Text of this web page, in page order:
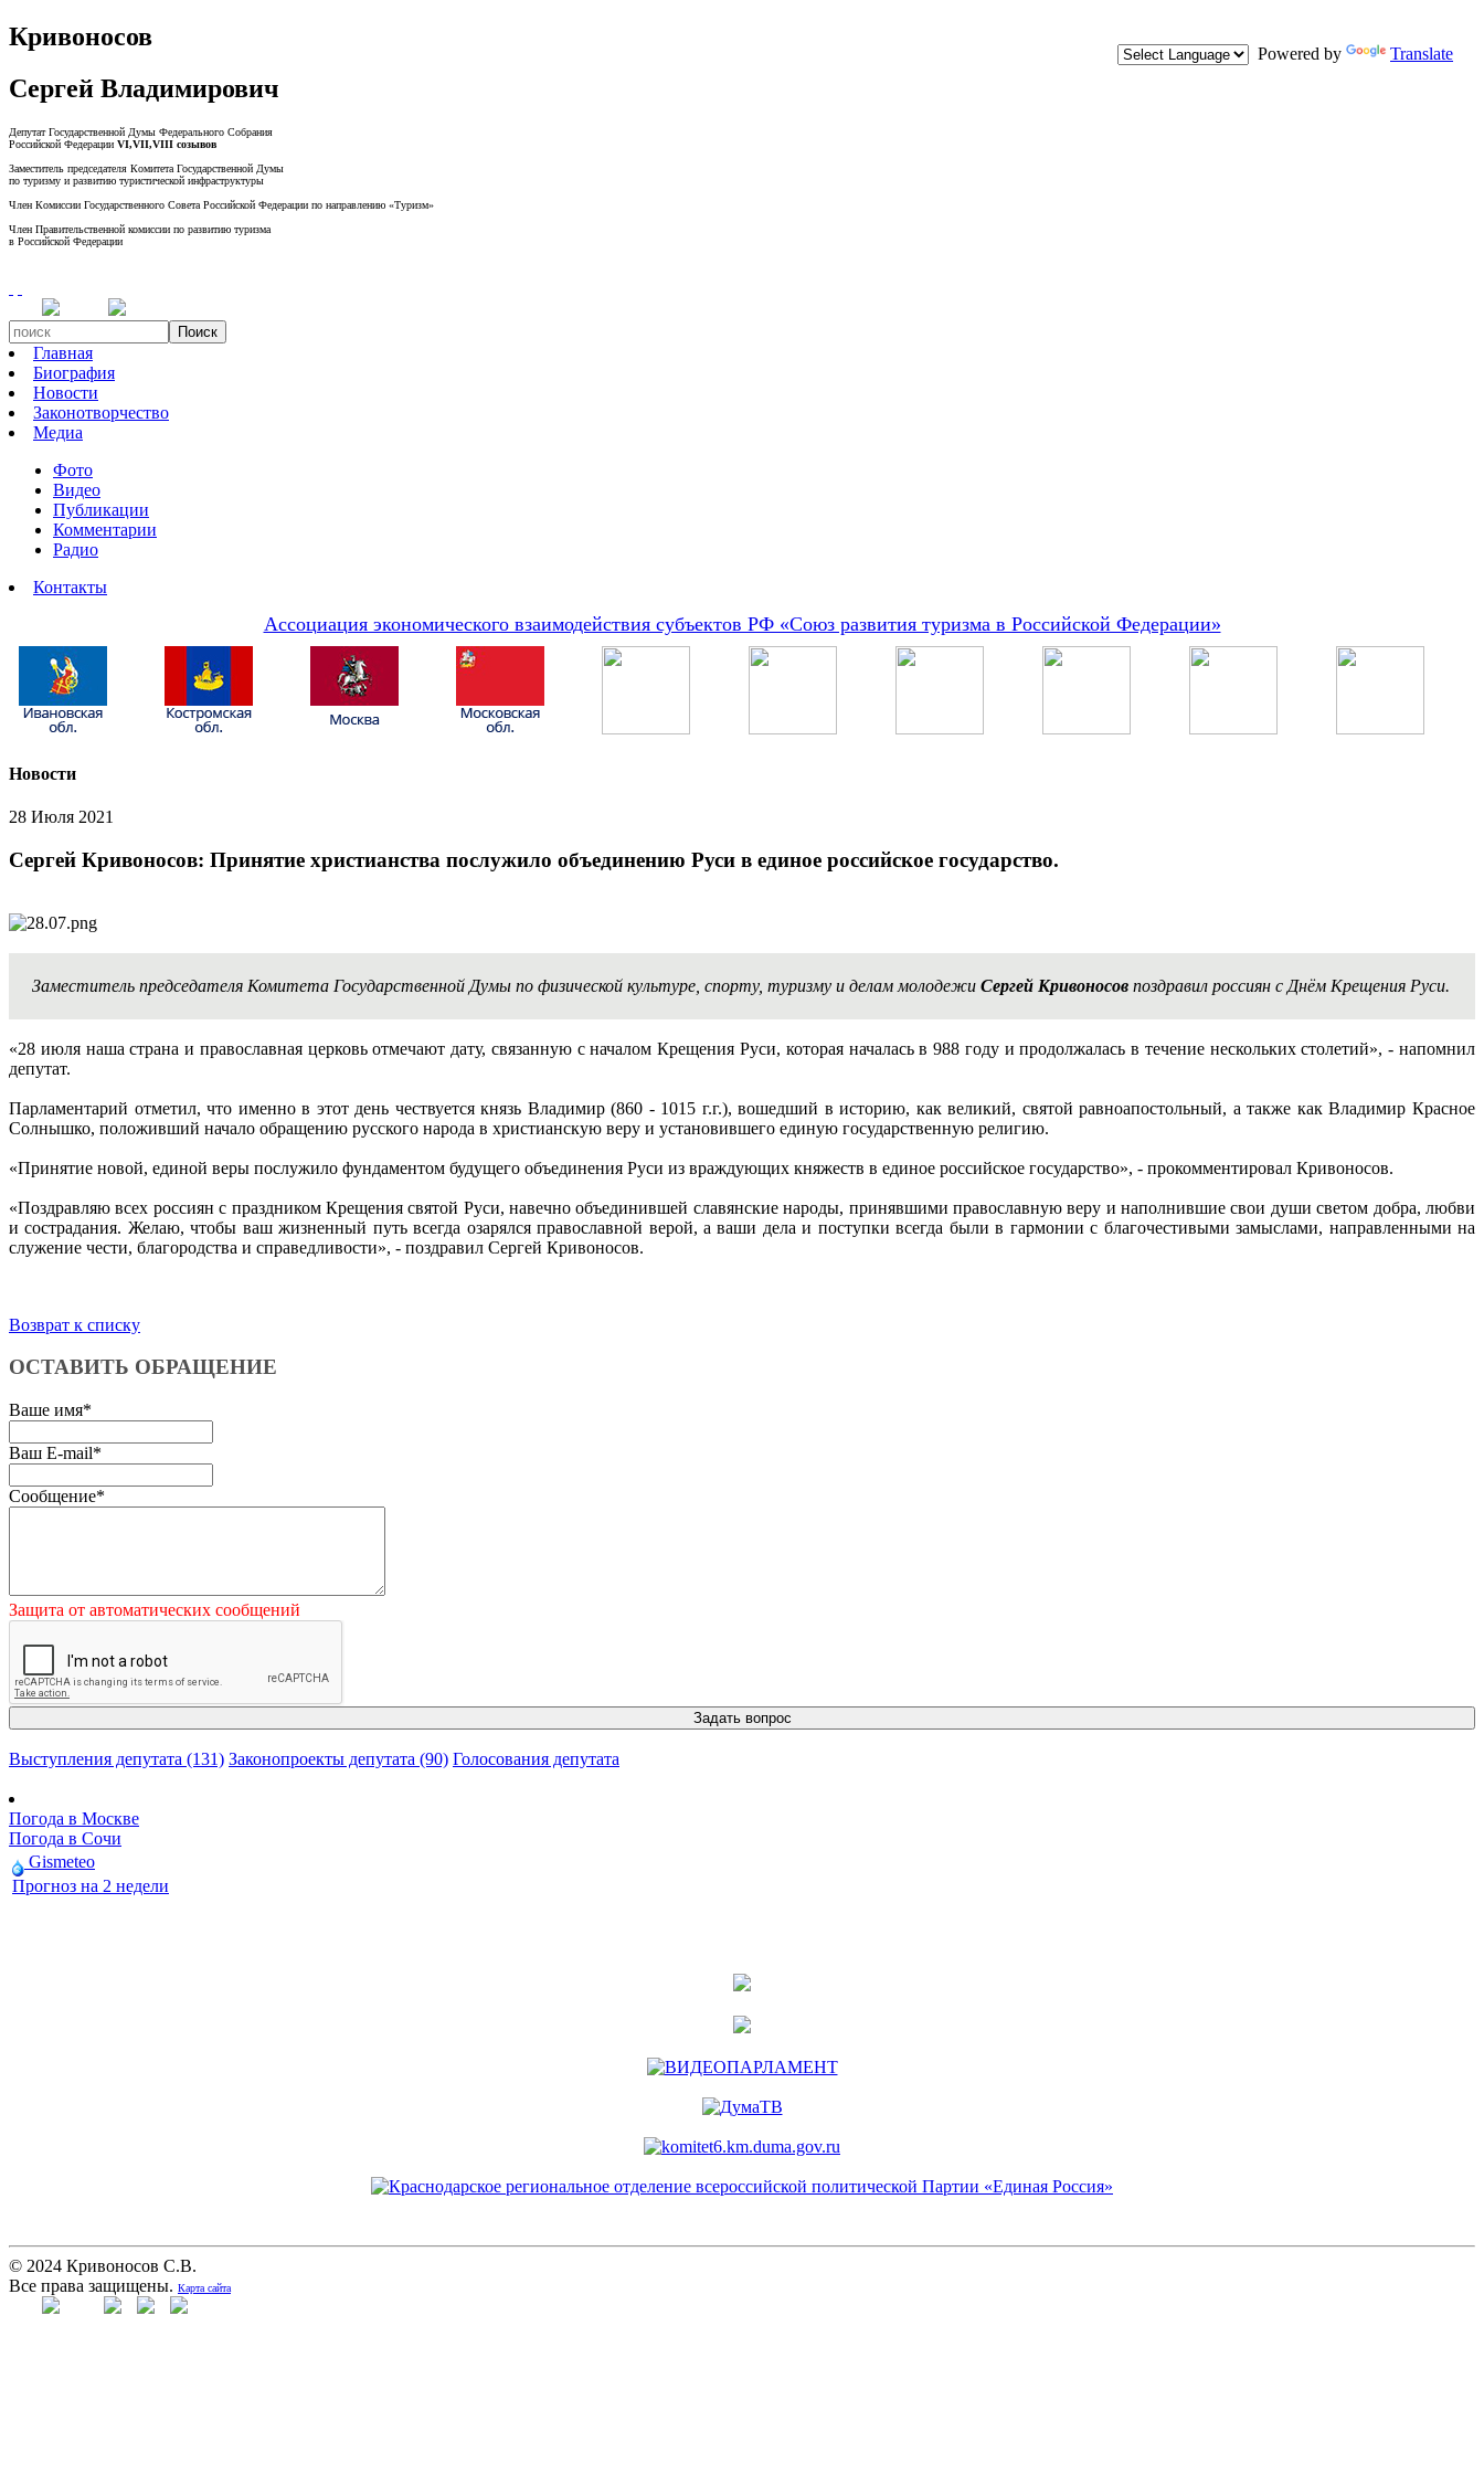
Powered by Translate
Кривоносов
Сергей Владимирович
Депутат Государственной Думы Федерального Собрания
Российской Федерации VI,VII,VIII созывов
Заместитель председателя Комитета Государственной Думы
по туризму и развитию туристической инфраструктуры
Член Комиссии Государственного Совета Российской Федерации по направлению «Туризм»
Член Правительственной комиссии по развитию туризма
в Российской Федерации
Поиск
Главная
Биография
Новости
Законотворчество
Медиа
Фото
Видео
Публикации
Комментарии
Радио
Контакты
Ассоциация экономического взаимодействия субъектов РФ «Союз развития туризма в Российской Федерации»
Новости
28 Июля 2021
Сергей Кривоносов: Принятие христианства послужило объединению Руси в единое российское государство.
Заместитель председателя Комитета Государственной Думы по физической культуре, спорту, туризму и делам молодежи Сергей Кривоносов поздравил россиян с Днём Крещения Руси.
«28 июля наша страна и православная церковь отмечают дату, связанную с началом Крещения Руси, которая началась в 988 году и продолжалась в течение нескольких столетий», - напомнил
депутат.
Парламентарий отметил, что именно в этот день чествуется князь Владимир (860 - 1015 г.г.), вошедший в историю, как великий, святой равноапостольный, а также как Владимир Красное
Солнышко, положивший начало обращению русского народа в христианскую веру и установившего единую государственную религию.
«Принятие новой, единой веры послужило фундаментом будущего объединения Руси из враждующих княжеств в единое российское государство», - прокомментировал Кривоносов.
«Поздравляю всех россиян с праздником Крещения святой Руси, навечно объединившей славянские народы, принявшими православную веру и наполнившие свои души светом добра, любви
и сострадания. Желаю, чтобы ваш жизненный путь всегда озарялся православной верой, а ваши дела и поступки всегда были в гармонии с благочестивыми замыслами, направленными на
служение чести, благородства и справедливости», - поздравил Сергей Кривоносов.
Возврат к списку
ОСТАВИТЬ ОБРАЩЕНИЕ
Ваше имя*
Ваш E-mail*
Сообщение*
Защита от автоматических сообщений
Выступления депутата (131) Законопроекты депутата (90) Голосования депутата
Погода в Москве
Погода в Сочи
Gismeteo
Прогноз на 2 недели
© 2024 Кривоносов С.В.
Все права защищены. Карта сайта